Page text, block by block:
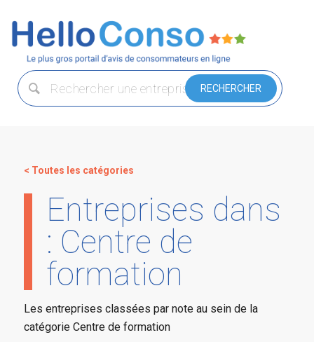
< Toutes les catégories
Entreprises dans
: Centre de
formation
Les entreprises classées par note au sein de la
catégorie Centre de formation